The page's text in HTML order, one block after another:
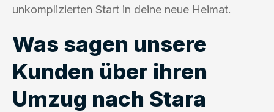
unkomplizierten Start in deine neue Heimat.
Was sagen unsere
Kunden über ihren
Umzug nach Stara